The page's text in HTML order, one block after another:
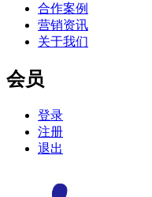
合作案例
营销资讯
关于我们
会员
登录
注册
退出